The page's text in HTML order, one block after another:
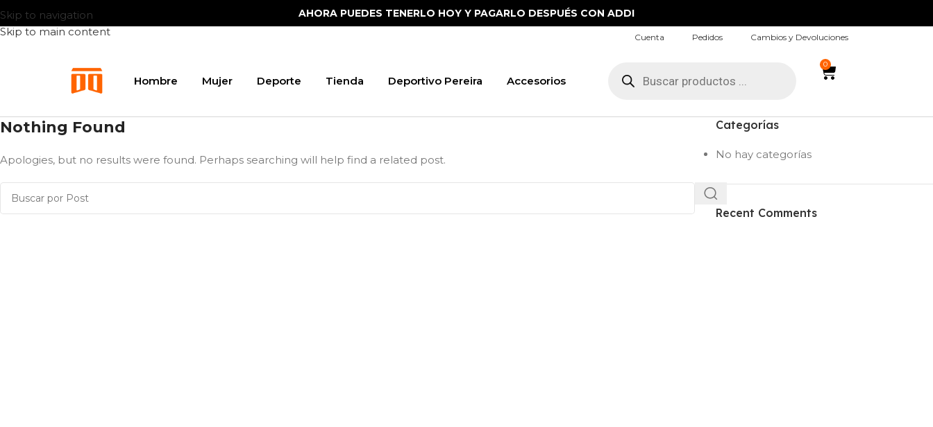
Skip to navigation
Skip to main content
AHORA PUEDES TENERLO HOY Y PAGARLO DESPUÉS CON ADDI
Cuenta Pedidos Cambios y Devoluciones
Hombre Mujer Deporte Tienda Deportivo Pereira Accesorios
0
Nothing Found
Apologies, but no results were found. Perhaps searching will help find a related post.
Categorías
No hay categorías
Recent Comments